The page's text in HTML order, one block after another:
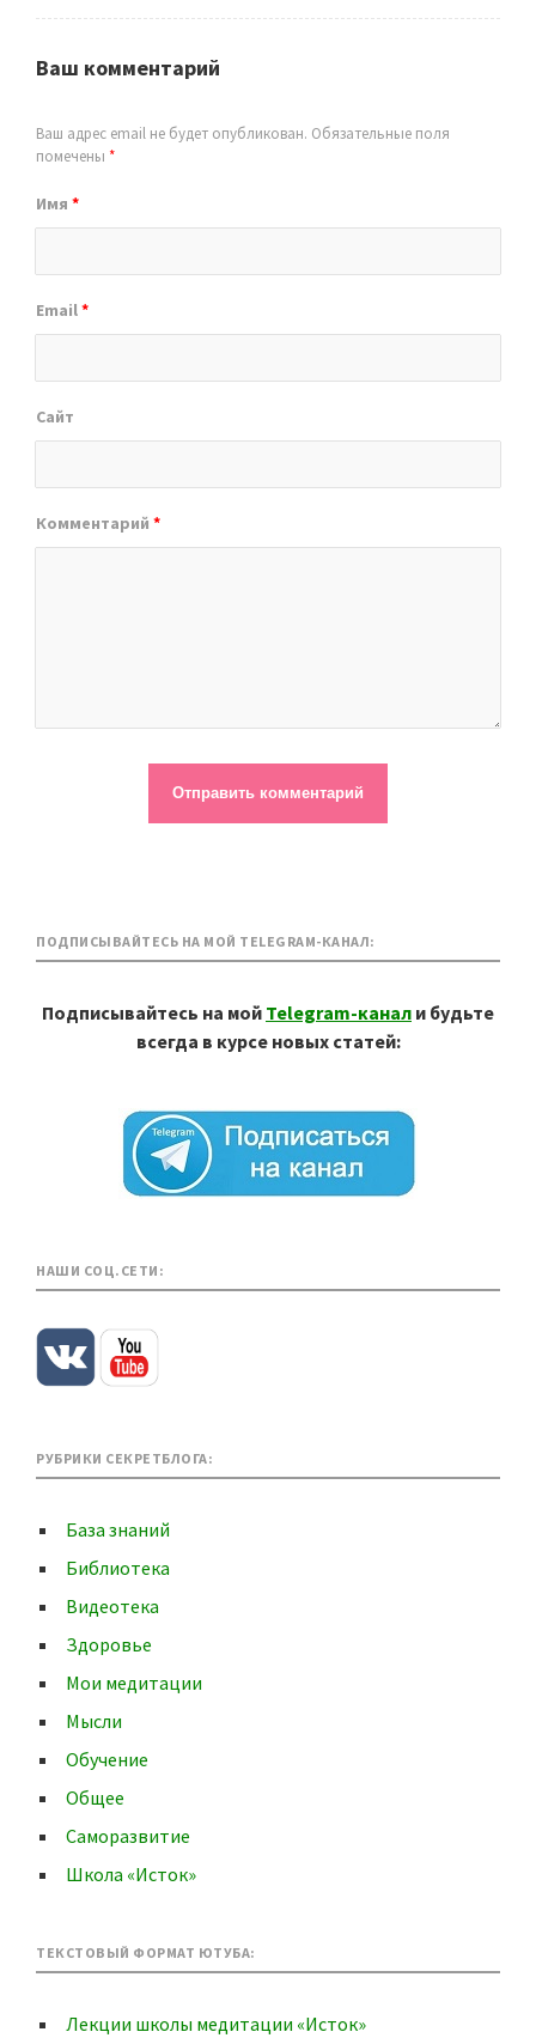
Ваш комментарий
Ваш адрес email не будет опубликован. Обязательные поля
помечены *
Имя *
Email*
Сайт
Комментарий *
ПОДПИСЫВАЙТЕСЬ НА МОЙ TELEGRAM-КАНАЛ:
Подписывайтесь на мой Telegram-канал и будьте
всегда в курсе новых статей:
НАШИ СОЦ.СЕТИ:
РУБРИКИ СЕКРЕТБЛОГА:
База знаний
Библиотека
Видеотека
Здоровье
Мои медитации
Мысли
Обучение
Общее
Саморазвитие
Школа «Исток»
ТЕКСТОВЫЙ ФОРМАТ ЮТУБА:
Лекции школы медитации «Исток»